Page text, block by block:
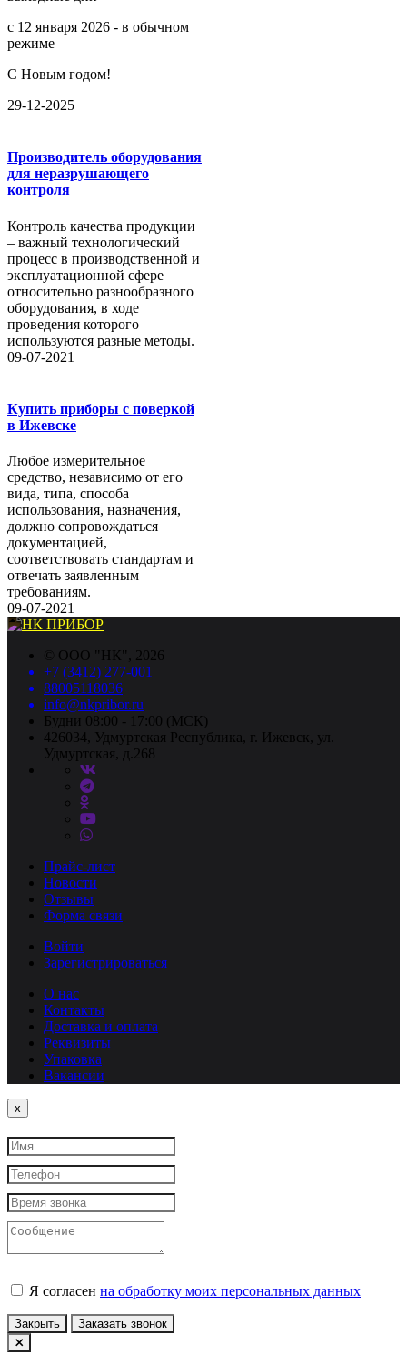
с 12 января 2026 - в обычном
режиме
С Новым годом!
29-12-2025
Производитель оборудования
для неразрушающего
контроля
Контроль качества продукции
– важный технологический
процесс в производственной и
эксплуатационной сфере
относительно разнообразного
оборудования, в ходе
проведения которого
используются разные методы.
09-07-2021
Купить приборы с поверкой
в Ижевске
Любое измерительное
средство, независимо от его
вида, типа, способа
использования, назначения,
должно сопровождаться
документацией,
соответствовать стандартам и
отвечать заявленным
требованиям.
09-07-2021
© ООО "НК", 2026
+7 (3412) 277-001
88005118036
info@nkpribor.ru
Будни 08:00 - 17:00 (МСК)
426034, Удмуртская Республика, г. Ижевск, ул.
Удмуртская, д.268
Прайс-лист
Новости
Отзывы
Форма связи
Войти
Зарегистрироваться
О нас
Контакты
Доставка и оплата
Реквизиты
Упаковка
Вакансии
x
Я согласен на обработку моих персональных данных
Закрыть Заказать звонок